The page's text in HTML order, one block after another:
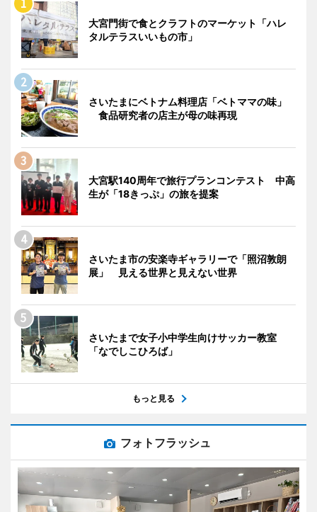
大宮門街で食とクラフトのマーケット「ハレ
タルテラスいいもの市」
さいたまにベトナム料理店「ベトママの味」
食品研究者の店主が母の味再現
大宮駅140周年で旅行プランコンテスト 中高
生が「18きっぷ」の旅を提案
さいたま市の安楽寺ギャラリーで「照沼敦朗
展」 見える世界と見えない世界
さいたまで女子小中学生向けサッカー教室
「なでしこひろば」
もっと見る
フォトフラッシュ